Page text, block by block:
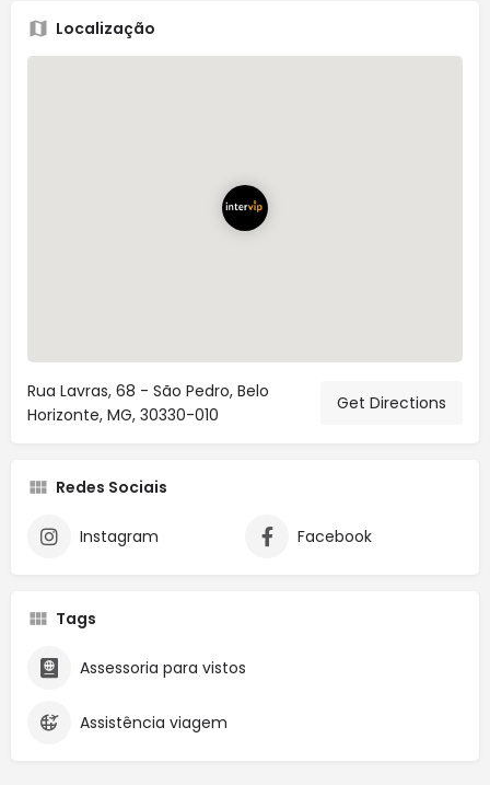
Localização
Rua Lavras, 68 - São Pedro, Belo
Horizonte, MG, 30330-010
Get Directions
Redes Sociais
Instagram Facebook
Tags
Assessoria para vistos
Assistência viagem